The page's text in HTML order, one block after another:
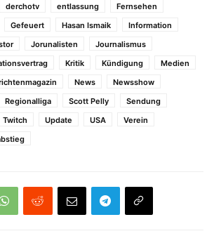
derchotv entlassung
Fernsehen
Gefeuert Hasan Ismaik
Information
Jorunalisten
Journalismus
Kritik Kündigung
Medien
News
Newsshow
Regionalliga Scott Pelly
Sendung
Twitch Update USA
Verein